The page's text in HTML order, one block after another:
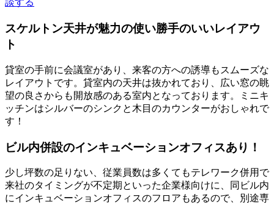
談する
スケルトン天井が魅力の使い勝手のいいレイアウ
ト
貸室の手前に会議室があり、来客の方への誘導もスムーズな
レイアウトです。貸室内の天井は抜かれており、広い窓の眺
望の良さからも開放感のある室内となっております。ミニキ
ッチンはシルバーのシンクと木目のカウンターがおしゃれで
す！
ビル内併設のインキュベーションオフィスあり！
少し坪数の足りない、従業員数は多くてもテレワーク併用で
来社のタイミングが不定期といった企業様向けに、同ビル内
にインキュベーションオフィスのフロアもあるので、別途専